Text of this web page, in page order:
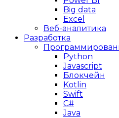
Big data
Excel
Веб-аналитика
Разработка
Python
Javascript
Блокчейн
Kotlin
Swift
C#
Java